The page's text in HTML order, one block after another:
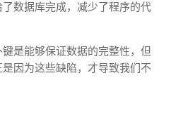
数据库完成，减少了程序的代
是能够保证数据的完整性，但
因为这些缺陷，才导致我们不